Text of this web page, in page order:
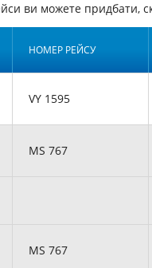
ви можете
НОМЕР РЕЙСУ
VY 1595
MS 767
MS 767